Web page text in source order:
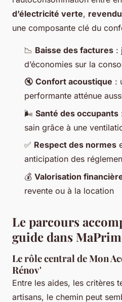
d’électricité verte,
une composante clé du
📉 Baisse des factures :
d’économies sur la
🔇 Confort acoustique :
performante atténue
🌬️ Santé des occupants
sain grâce à une
✅ Respect des normes
anticipation des
💰 Valorisation
revente ou à la location
Le parcours
guide dans
Le rôle central de Mon
Rénov'
Entre les aides, les critères
artisans, le chemin peut